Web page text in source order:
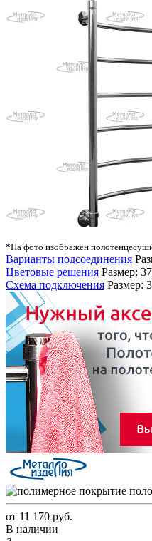
*На фото изображен
Варианты подсоединения
Цветовые решения Размер:
Схема подключения Размер:
от 11 170 руб.
В наличии